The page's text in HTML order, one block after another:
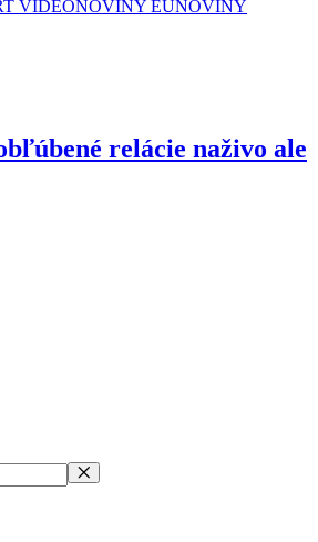
VIDEONOVINY EUNOVINY
relácie naživo ale